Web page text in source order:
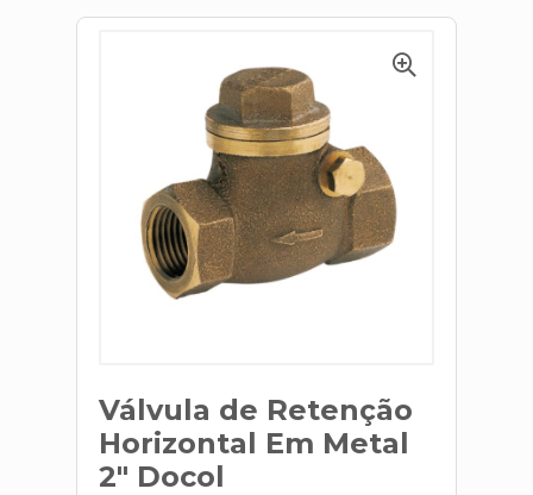
Válvula de Retenção
Horizontal Em Metal
2" Docol